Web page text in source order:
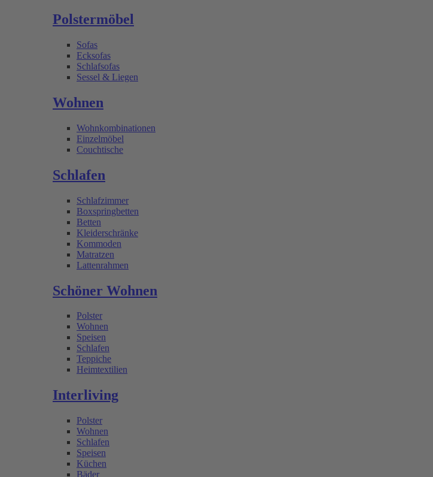
Polstermöbel
Sofas
Ecksofas
Schlafsofas
Sessel & Liegen
Wohnen
Wohnkombinationen
Einzelmöbel
Couchtische
Schlafen
Schlafzimmer
Boxspringbetten
Betten
Kleiderschränke
Kommoden
Matratzen
Lattenrahmen
Schöner Wohnen
Polster
Wohnen
Speisen
Schlafen
Teppiche
Heimtextilien
Interliving
Polster
Wohnen
Schlafen
Speisen
Küchen
Bäder